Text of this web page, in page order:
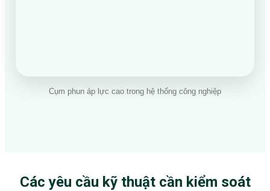
Cụm phun áp lực cao trong hệ thống công nghiệp
Các yêu cầu kỹ thuật cần kiểm soát